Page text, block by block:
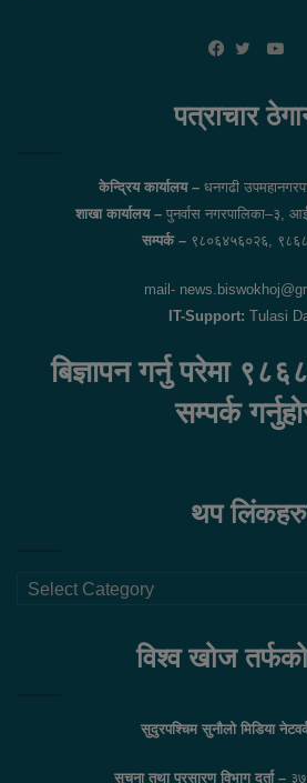
पत्राचार
केन्द्रिय कार्यालय –धनगढी
शाखा कार्यालय – पुनर्वास नगरपालिका–३,
सम्पर्क – ९८०६४५६०२६,
mail-
IT-Support: Tulasi
बिज्ञापन गर्नु परेमा
सम्पर्क
थप लिंकहरु
थप
विश्व खोज
सुदुरपश्चिम सुनौलो मिडिया
सुचना तथा प्रसारण विभाग दर्ता –